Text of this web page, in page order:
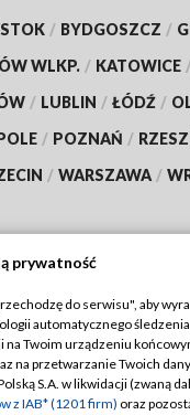
/ BYDGOSZCZ /
WLKP. / KATOWICE
/ LUBLIN / ŁÓDŹ /
/ POZNAŃ /
/ WARSZAWA /
TVP
Regulamin TVP
Polityka
prywatność
do serwisu", aby
automatycznego
na Twoim urządzeniu
na przetwarzanie Twoich
S.A. w likwidacji (zwaną
z IAB* (1201 firm) oraz